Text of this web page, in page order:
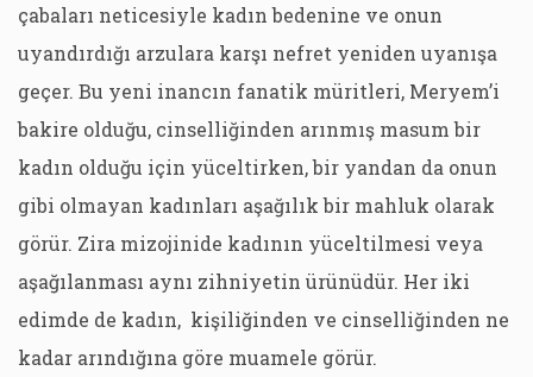
çabaları neticesiyle kadın bedenine ve onun
uyandırdığı arzulara karşı nefret yeniden uyanışa
geçer. Bu yeni inancın fanatik müritleri, Meryem’i
bakire olduğu, cinselliğinden arınmış masum bir
kadın olduğu için yüceltirken, bir yandan da onun
gibi olmayan kadınları aşağılık bir mahluk olarak
görür. Zira mizojinide kadının yüceltilmesi veya
aşağılanması aynı zihniyetin ürünüdür. Her iki
edimde de kadın, kişiliğinden ve cinselliğinden ne
kadar arındığına göre muamele görür.